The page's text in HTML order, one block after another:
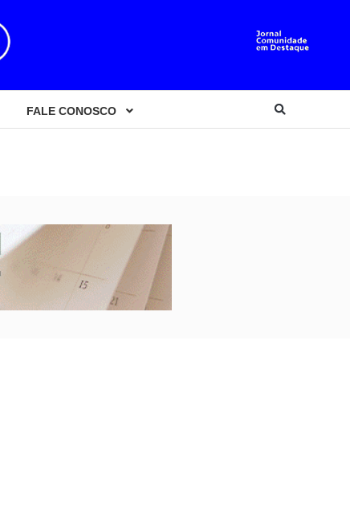
FALE CONOSCO